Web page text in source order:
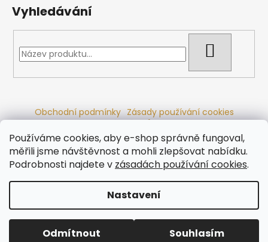
Používáme cookies, aby e-shop správně fungoval,
měřili jsme návštěvnost a mohli zlepšovat nabídku.
Podrobnosti najdete v zásadách používání cookies.
Nastavení
Odmítnout Souhlasím
Vyhledávání
Obchodní podmínky Zásady používání cookies
Ochrana osobních údajů Dřevěné sauny
Odstoupení od smlouvy Reklamační řád Kontakty
Koupací sudy
Radiátory
Copyright 2026Ráj saun. Všechna práva vyhrazena.
Upravit nastavení cookies